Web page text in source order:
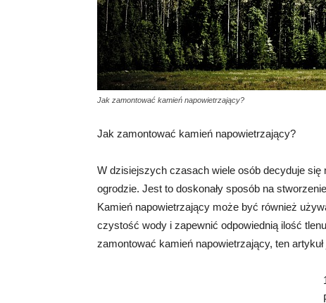
Jak zamontować kamień napowietrzający?
Jak zamontować kamień napowietrzający?
W dzisiejszych czasach wiele osób decyduje
ogrodzie. Jest to doskonały sposób na
Kamień napowietrzający może być również
czystość wody i zapewnić odpowiednią ilość
zamontować kamień napowietrzający, ten artykuł